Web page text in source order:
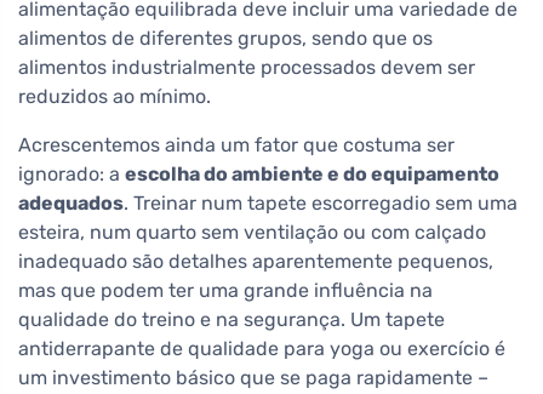
alimentação equilibrada deve incluir uma variedade de
alimentos de diferentes grupos, sendo que os
alimentos industrialmente processados devem ser
reduzidos ao mínimo.
Acrescentemos ainda um fator que costuma ser
ignorado: a escolha do ambiente e do equipamento
adequados. Treinar num tapete escorregadio sem uma
esteira, num quarto sem ventilação ou com calçado
inadequado são detalhes aparentemente pequenos,
mas que podem ter uma grande influência na
qualidade do treino e na segurança. Um tapete
antiderrapante de qualidade para yoga ou exercício é
um investimento básico que se paga rapidamente –